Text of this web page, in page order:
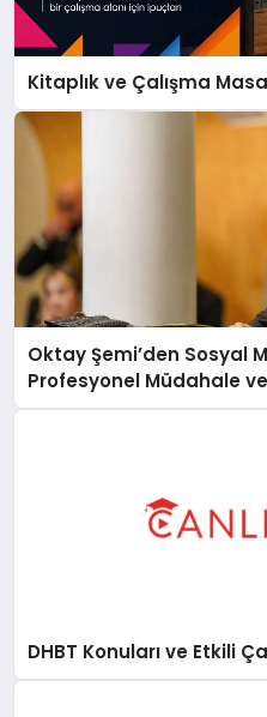
Kitaplık ve Çalışma
Oktay Şemi’den Sosyal
Profesyonel Müdahale ve
DHBT Konuları ve Etkili